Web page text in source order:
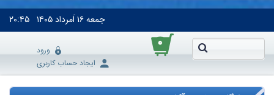
جمعه۱۶ اَمرداد ۱۴۰۵ ۲۰:۴۵
۰
ورود
ایجاد حساب کاربری